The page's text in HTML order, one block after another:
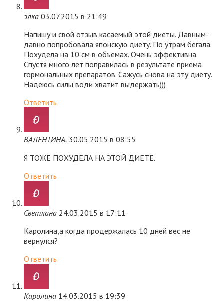
элка 03.07.2015 в 21:49
Напишу и свой отзыв касаемый этой диеты. Давным-
давно попробовала японскую диету. По утрам бегала.
Похудела на 10 см в объемах. Очень эффективна.
Спустя много лет поправилась в результате приема
гормональных препаратов. Сажусь снова на эту диету.
Надеюсь силы води хватит выдержать)))
Ответить
ВАЛЕНТИНА. 30.05.2015 в 08:55
Я ТОЖЕ ПОХУДЕЛА НА ЭТОЙ ДИЕТЕ.
Ответить
Светлана 24.03.2015 в 17:11
Каролина,а когда продержалась 10 дней вес не
вернулся?
Ответить
Каролина 14.03.2015 в 19:39